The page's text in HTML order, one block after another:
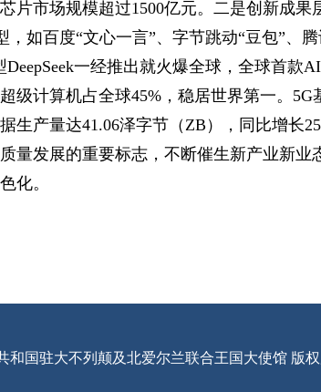
片市场规模超过1500亿元。二是创新成
如百度“文心一言”、字节跳动“豆包”、
一经推出就火爆全球，全球首款
级计算机占全球45%，稳居世界第一。5G
生产量达41.06泽字节（ZB），同比增长
量发展的重要标志，不断催生新产业新
化。
和国驻大不列颠及北爱尔兰联合王国大使馆 版